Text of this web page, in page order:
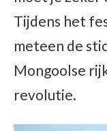
Tijdens het
meteen de
Mongoolse
revolutie.